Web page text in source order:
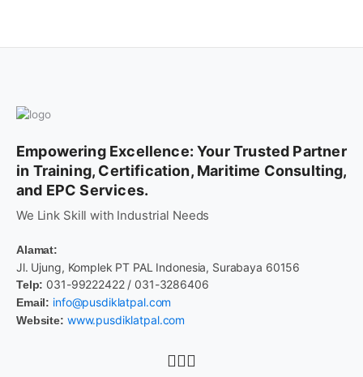
Empowering Excellence: Your Trusted Partner
in Training, Certification, Maritime Consulting,
and EPC Services.
We Link Skill with Industrial Needs
Alamat:
Jl. Ujung, Komplek PT PAL Indonesia, Surabaya 60156
Telp: 031-99222422 / 031-3286406
Email: info@pusdiklatpal.com
Website: www.pusdiklatpal.com